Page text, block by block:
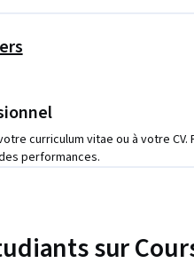
curriculum vitae ou à votre CV.
performances.
sur